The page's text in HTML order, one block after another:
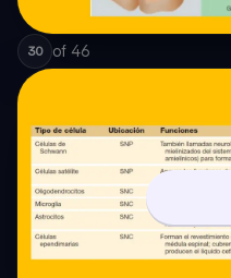
30 of 46